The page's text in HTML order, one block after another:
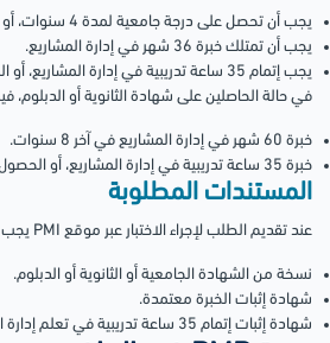
يجب أن تحصل على درجة جامعية لمدة 4 سنوات، أو درجة البكالوريوس.
يجب أن تمتلك خبرة 36 شهر في إدارة المشاريع.
يجب إتمام 35 ساعة تدريبية في إدارة المشاريع، أو الحصول على شهادة CAPM.
في حالة الحاصلين على شهادة الثانوية أو الدبلوم،
خبرة 60 شهر في إدارة المشاريع في آخر 8 سنوات.
خبرة 35 ساعة تدريبية في إدارة المشاريع، أو الحصول على شهادة CAPM.
المستندات المطلوبة
عند تقديم الطلب لإجراء الاختبار عبر موقع PMI يجب تحضير المستندات التالية:
نسخة من الشهادة الجامعية أو الثانوية أو الدبلوم.
شهادة إثبات الخبرة معتمدة.
شهادة إثبات إتمام 35 ساعة تدريبية في تعلم إدارة المشاريع.